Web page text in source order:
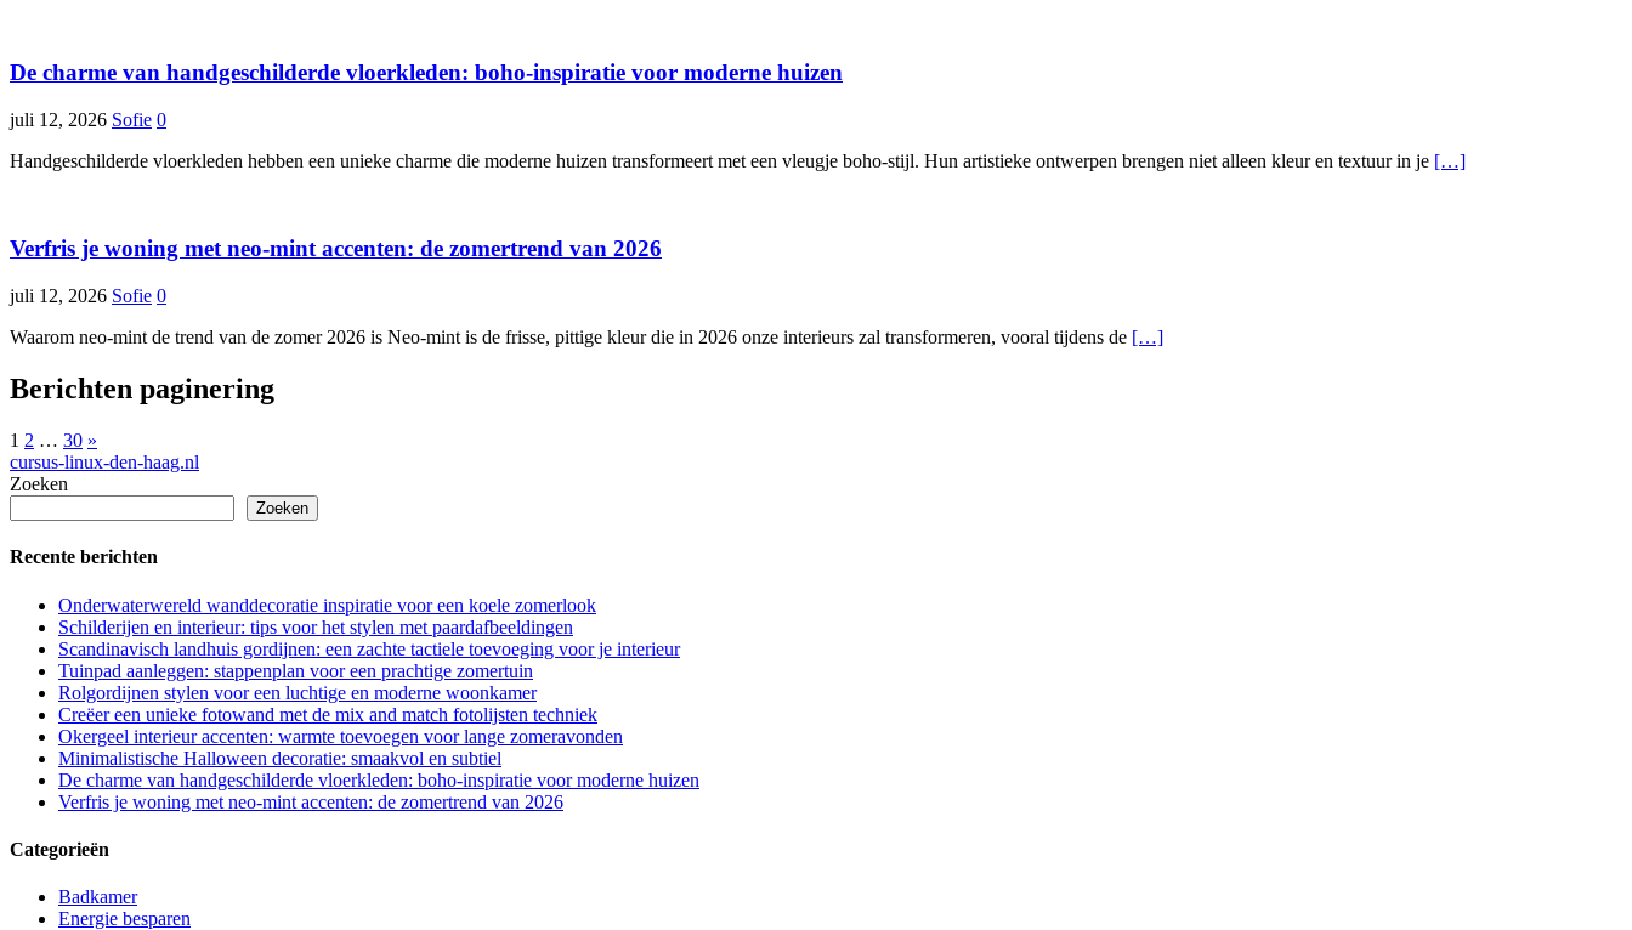
De charme van handgeschilderde vloerkleden: boho-inspiratie voor moderne huizen
juli 12, 2026 Sofie 0
Handgeschilderde vloerkleden hebben een unieke charme die moderne huizen transformeert met een vleugje boho-stijl. Hun artistieke ontwerpen brengen niet alleen kleur en textuur in je […]
Verfris je woning met neo-mint accenten: de zomertrend van 2026
juli 12, 2026 Sofie 0
Waarom neo-mint de trend van de zomer 2026 is Neo-mint is de frisse, pittige kleur die in 2026 onze interieurs zal transformeren, vooral tijdens de […]
Berichten paginering
1 2 … 30 »
cursus-linux-den-haag.nl
Zoeken
Zoeken
Recente berichten
Onderwaterwereld wanddecoratie inspiratie voor een koele zomerlook
Schilderijen en interieur: tips voor het stylen met paardafbeeldingen
Scandinavisch landhuis gordijnen: een zachte tactiele toevoeging voor je interieur
Tuinpad aanleggen: stappenplan voor een prachtige zomertuin
Rolgordijnen stylen voor een luchtige en moderne woonkamer
Creëer een unieke fotowand met de mix and match fotolijsten techniek
Okergeel interieur accenten: warmte toevoegen voor lange zomeravonden
Minimalistische Halloween decoratie: smaakvol en subtiel
De charme van handgeschilderde vloerkleden: boho-inspiratie voor moderne huizen
Verfris je woning met neo-mint accenten: de zomertrend van 2026
Categorieën
Badkamer
Energie besparen